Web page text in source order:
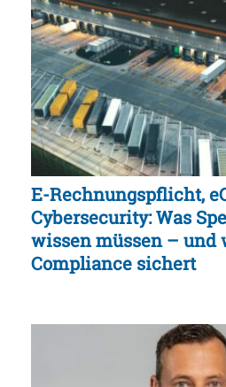
E-Rechnungspflicht,
Cybersecurity: Was
wissen müssen – und
Compliance sichert